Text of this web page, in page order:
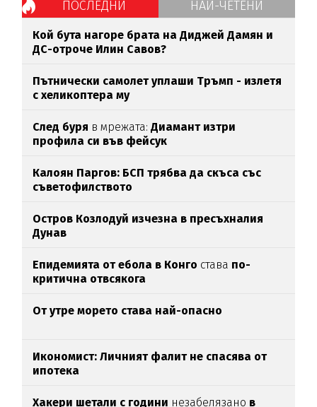
ПОСЛЕДНИ НАЙ-ЧЕТЕНИ
Кой бута нагоре брата на Диджей Дамян и
ДС-отроче Илин Савов?
Пътнически самолет уплаши Тръмп - излетя
с хеликоптера му
След буря в мрежата:Диамант изтри
профила си във фейсук
Калоян Паргов: БСП трябва да скъса със
съветофилството
Остров Козлодуй изчезна в пресъхналия
Дунав
Епидемията от ебола в Конго става по-
критична отвсякога
От утре морето става най-опасно
Икономист: Личният фалит не спасява от
ипотека
Хакери шетали с години незабелязано в